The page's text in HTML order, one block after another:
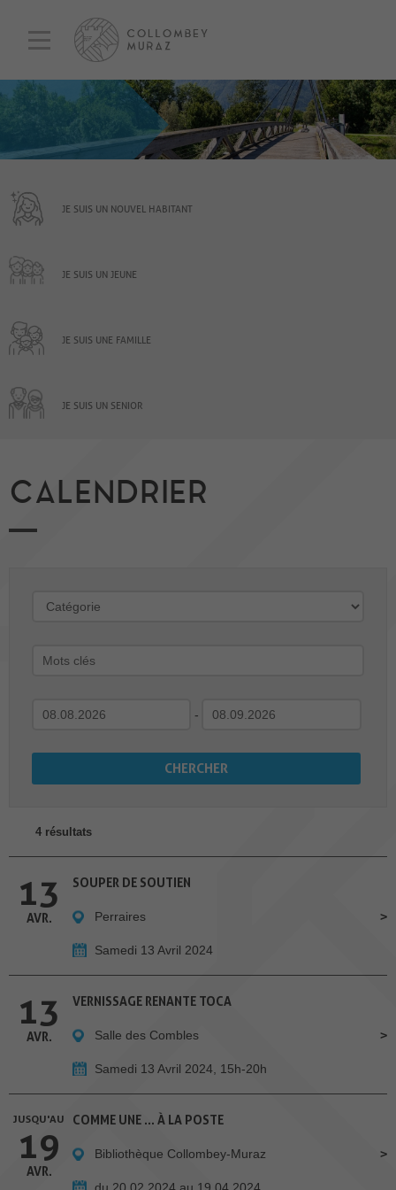
JE SUIS UN NOUVEL HABITANT
JE SUIS UN JEUNE
JE SUIS UNE FAMILLE
JE SUIS UN SENIOR
CALENDRIER
-
4 résultats
13
AVR.
SOUPER DE SOUTIEN
Perraires
Samedi 13 Avril 2024
13
AVR.
VERNISSAGE RENANTE TOCA
Salle des Combles
Samedi 13 Avril 2024, 15h-20h
JUSQU'AU
19
AVR.
COMME UNE … À LA POSTE
Bibliothèque Collombey-Muraz
du 20.02.2024 au 19.04.2024